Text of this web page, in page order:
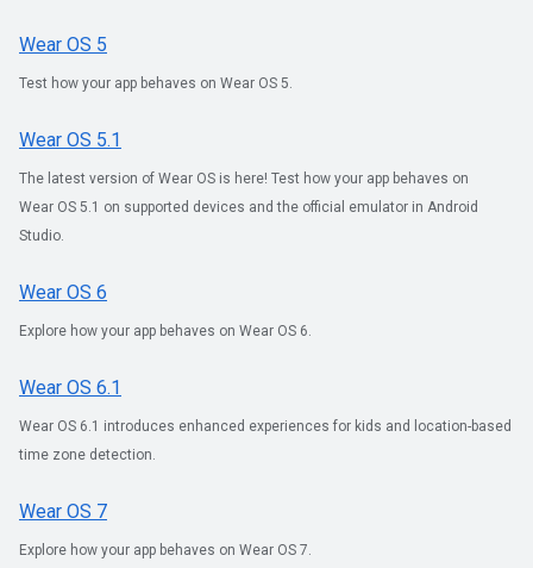
Wear OS 5
Test how your app behaves on Wear OS 5.
Wear OS 5.1
The latest version of Wear OS is here! Test how your app behaves on
Wear OS 5.1 on supported devices and the official emulator in Android
Studio.
Wear OS 6
Explore how your app behaves on Wear OS 6.
Wear OS 6.1
Wear OS 6.1 introduces enhanced experiences for kids and location-based
time zone detection.
Wear OS 7
Explore how your app behaves on Wear OS 7.